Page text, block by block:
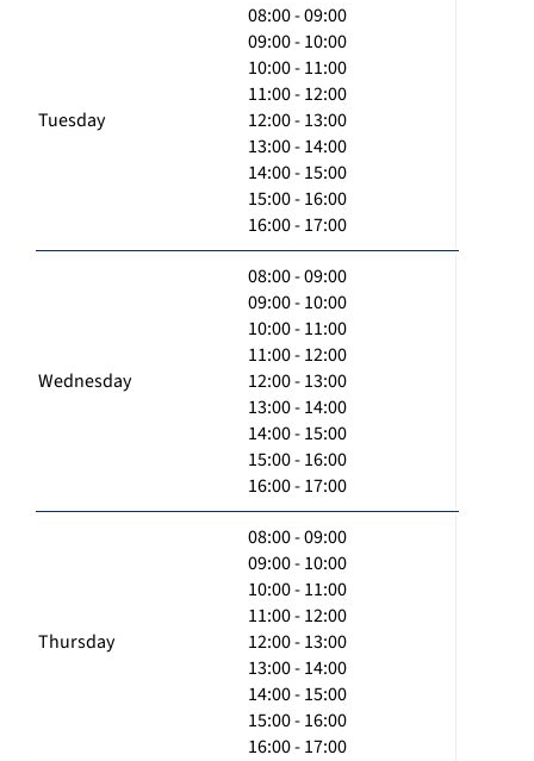
Tuesday
08:00 - 09:00
09:00 - 10:00
10:00 - 11:00
11:00 - 12:00
12:00 - 13:00
13:00 - 14:00
14:00 - 15:00
15:00 - 16:00
16:00 - 17:00
Wednesday
08:00 - 09:00
09:00 - 10:00
10:00 - 11:00
11:00 - 12:00
12:00 - 13:00
13:00 - 14:00
14:00 - 15:00
15:00 - 16:00
16:00 - 17:00
Thursday
08:00 - 09:00
09:00 - 10:00
10:00 - 11:00
11:00 - 12:00
12:00 - 13:00
13:00 - 14:00
14:00 - 15:00
15:00 - 16:00
16:00 - 17:00